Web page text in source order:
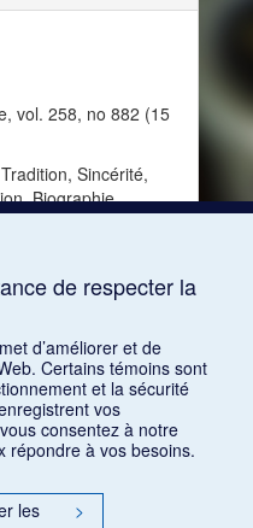
vol. 258, no 882 (15
Sincérité,
Biographie,
de respecter la
d’améliorer et de
Certains témoins sont
et la sécurité
vos
consentez à notre
répondre à vos besoins.
les
>